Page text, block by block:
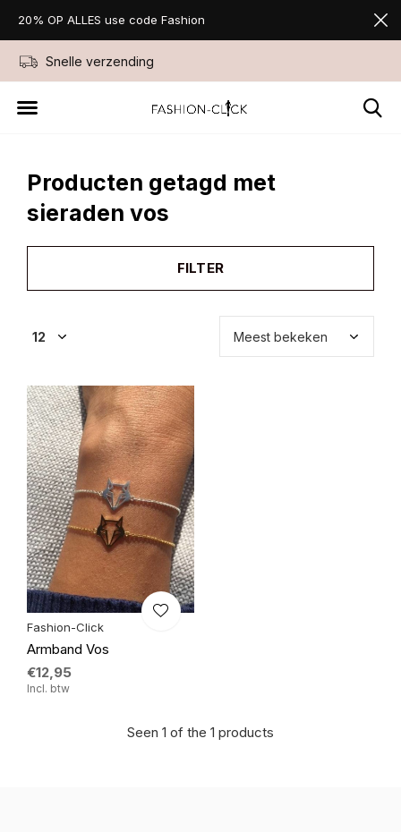
Snelle verzending
20% OP ALLES use code Fashion
Producten getagd met
sieraden vos
FILTER
Fashion-Click
Armband Vos
€12,95
Incl. btw
Seen 1 of the 1 products